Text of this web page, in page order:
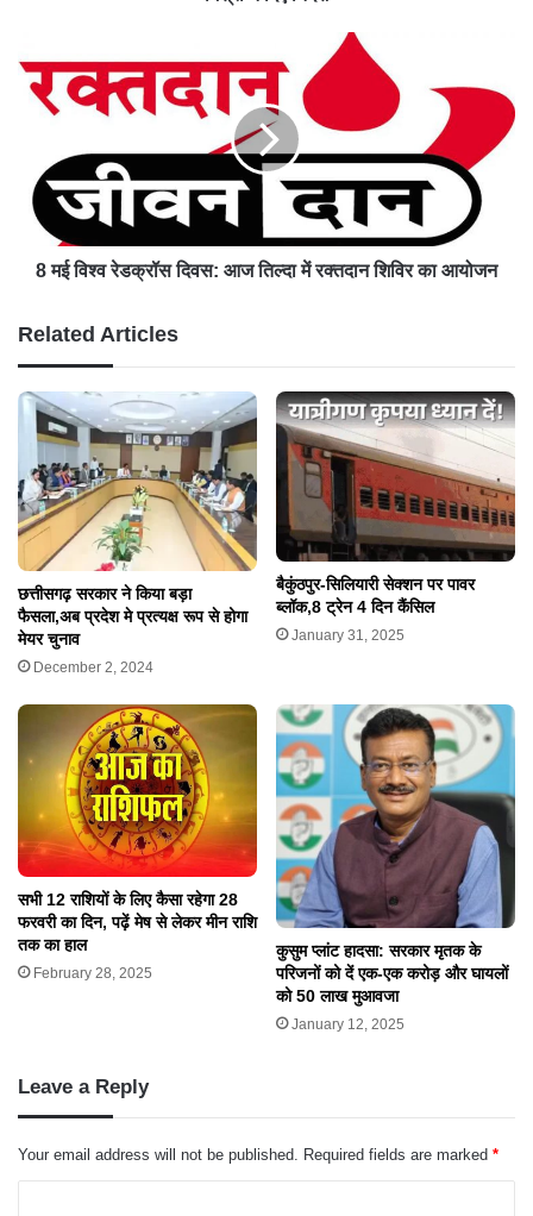
8 मई विश्व रेडक्रॉस दिवस: आज तिल्दा में रक्तदान शिविर का आयोजन
Related Articles
छत्तीसगढ़ सरकार ने किया बड़ा
फैसला,अब प्रदेश मे प्रत्यक्ष रूप से होगा
मेयर चुनाव
December 2, 2024
बैकुंठपुर-सिलियारी सेक्शन पर पावर
ब्लॉक,8 ट्रेन 4 दिन कैंसिल
January 31, 2025
सभी 12 राशियों के लिए कैसा रहेगा 28
फरवरी का दिन, पढ़ें मेष से लेकर मीन राशि
तक का हाल
February 28, 2025
कुसुम प्लांट हादसा: सरकार मृतक के
परिजनों को दें एक-एक करोड़ और घायलों
को 50 लाख मुआवजा
January 12, 2025
Leave a Reply
Your email address will not be published. Required fields are marked *